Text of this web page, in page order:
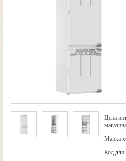
Цена
Марка
Код для